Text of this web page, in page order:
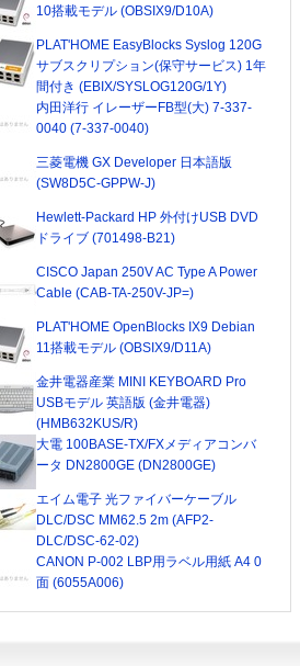
10搭載モデル (OBSIX9/D10A)
PLAT'HOME EasyBlocks Syslog 120G
サブスクリプション(保守サービス) 1年
間付き (EBIX/SYSLOG120G/1Y)
内田洋行 イレーザーFB型(大) 7-337-
0040 (7-337-0040)
三菱電機 GX Developer 日本語版
(SW8D5C-GPPW-J)
Hewlett-Packard HP 外付けUSB DVD
ドライブ (701498-B21)
CISCO Japan 250V AC Type A Power
Cable (CAB-TA-250V-JP=)
PLAT'HOME OpenBlocks IX9 Debian
11搭載モデル (OBSIX9/D11A)
金井電器産業 MINI KEYBOARD Pro
USBモデル 英語版 (金井電器)
(HMB632KUS/R)
大電 100BASE-TX/FXメディアコンバ
ータ DN2800GE (DN2800GE)
エイム電子 光ファイバーケーブル
DLC/DSC MM62.5 2m (AFP2-
DLC/DSC-62-02)
CANON P-002 LBP用ラベル用紙 A4 0
面 (6055A006)